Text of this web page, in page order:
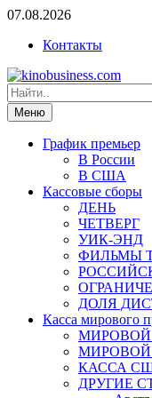
07.08.2026
Контакты
Меню
График премьер
В России
В США
Кассовые сборы
ДЕНЬ
ЧЕТВЕРГ
УИК-ЭНД
ФИЛЬМЫ
ДОЛЯ
Касса мирового
МИРОВОЙ
МИРОВОЙ
КАССА
ДРУГИЕ